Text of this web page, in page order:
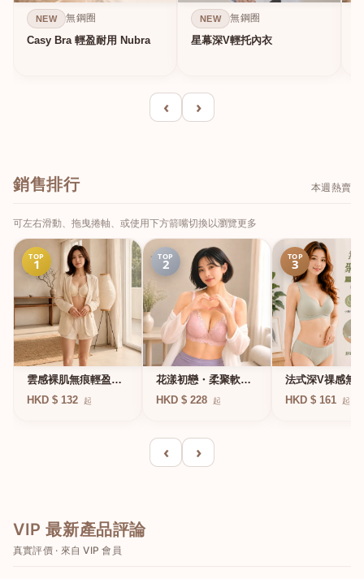
NEW 無鋼圈
Casy Bra 輕盈耐用 Nubra
NEW 無鋼圈
星幕深V輕托內衣
‹ ›
銷售排行 本週熱賣
可左右滑動、拖曳捲軸、或使用下方箭嘴切換以瀏覽更多
TOP
1
雲感裸肌無痕輕盈無
鋼圈內衣
HKD $ 132 起
TOP
2
花漾初戀・柔聚軟鋼
圈蕾絲內衣
HKD $ 228 起
TOP
3
法式深V祼感無
凍軟支撐條無鋼
HKD $ 161 起
‹ ›
VIP 最新產品評論
真實評價 · 來自 VIP 會員